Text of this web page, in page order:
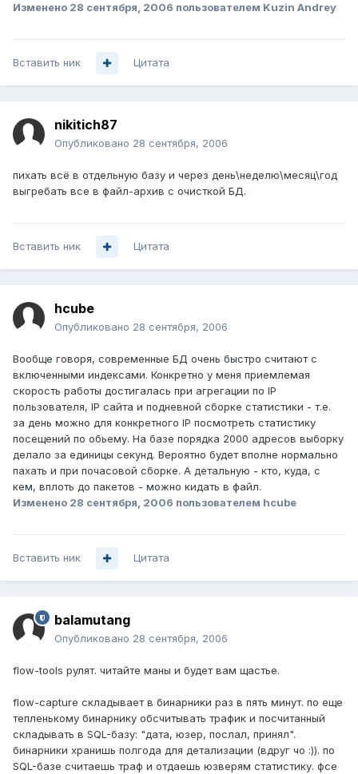
Изменено 28 сентября, 2006 пользователем Kuzin Andrey
Вставить ник Цитата
nikitich87
Опубликовано 28 сентября, 2006
пихать всё в отдельную базу и через день\неделю\месяц\год
выгребать все в файл-архив с очисткой БД.
Вставить ник Цитата
hcube
Опубликовано 28 сентября, 2006
Вообще говоря, современные БД очень быстро считают с
включенными индексами. Конкретно у меня приемлемая
скорость работы достигалась при агрегации по IP
пользователя, IP сайта и подневной сборке статистики - т.е.
за день можно для конкретного IP посмотреть статистику
посещений по обьему. На базе порядка 2000 адресов выборку
делало за единицы секунд. Вероятно будет вполне нормально
пахать и при почасовой сборке. А детальную - кто, куда, с
кем, вплоть до пакетов - можно кидать в файл.
Изменено 28 сентября, 2006 пользователем hcube
Вставить ник Цитата
balamutang
Опубликовано 28 сентября, 2006
flow-tools рулят. читайте маны и будет вам щастье.
flow-capture складывает в бинарники раз в пять минут. по еще
тепленькому бинарнику обсчитывать трафик и посчитанный
складывать в SQL-базу: "дата, юзер, послал, принял".
бинарники хранишь полгода для детализации (вдруг чо :)). по
SQL-базе считаешь траф и отдаешь юзверям статистику. фсе